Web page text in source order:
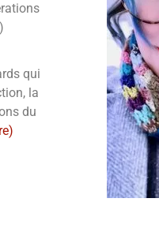
)
qui
la
du